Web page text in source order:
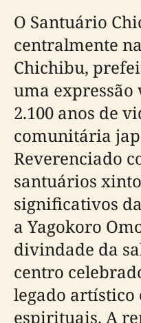
O Santuário
centralmente
Chichibu,
uma
2.100 anos de
comunitária
Reverenciado
santuários
significativos
a Yagokoro
divindade da
centro
legado artístico
espirituais. A